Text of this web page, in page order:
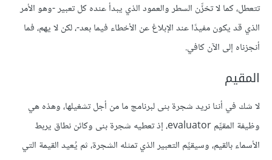
تتعطل، كما لا تخزِّن السطر والعمود الذي يبدأ عنده كل تعبير -وهو الأمر
الذي قد يكون مفيدًا عند الإبلاغ عن الأخطاء فيما بعد-، لكن لا يهم، فما
أنجزناه إلى الآن كافي.
المقيم
لا شك في أننا نريد شجرة بنى لبرنامج ما من أجل تشغيلها، وهذه هي
وظيفة المقيِّم evaluator، إذ تعطيه شجرة بنى وكائن نطاق يربط
الأسماء بالقيم، وسيقيِّم التعبير الذي تمثله الشجرة، ثم يُعيد القيمة التي